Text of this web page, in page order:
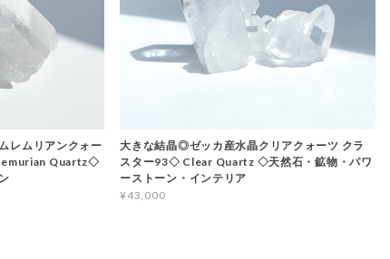
レムリアンクォー
Quartz◇
大きな結晶◎ゼッカ産水晶クリアクォーツ クラ
スター93◇ Clear Quartz ◇天然石・鉱物・パワ
ーストーン・インテリア
¥43,000